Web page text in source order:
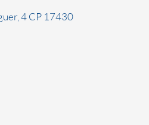
4 CP 17430